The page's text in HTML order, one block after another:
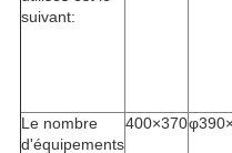
suivant:
Le nombre
d'équipements
400×370